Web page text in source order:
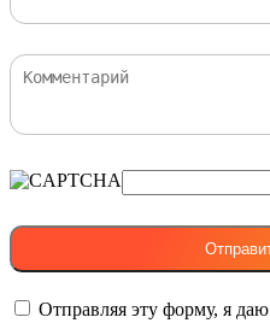
Отправляя эту форму, я даю